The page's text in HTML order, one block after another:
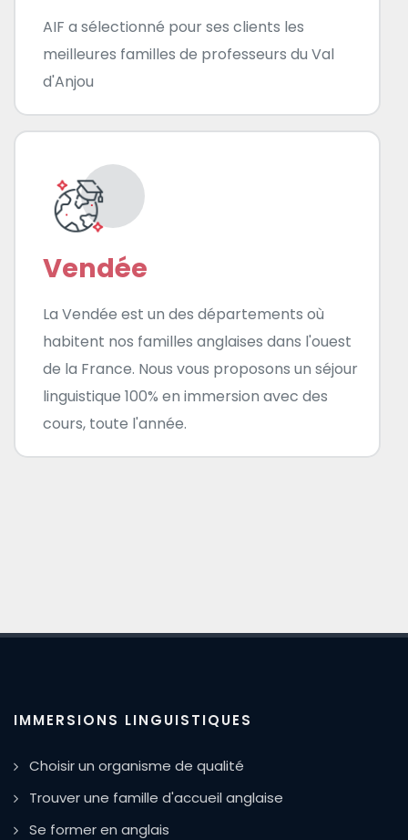
AIF a sélectionné pour ses clients les
meilleures familles de professeurs du Val
d'Anjou
Vendée
La Vendée est un des départements où
habitent nos familles anglaises dans l'ouest
de la France. Nous vous proposons un séjour
linguistique 100% en immersion avec des
cours, toute l'année.
IMMERSIONS LINGUISTIQUES
Choisir un organisme de qualité
Trouver une famille d'accueil anglaise
Se former en anglais